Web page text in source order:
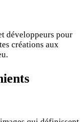
développeurs pour
créations aux